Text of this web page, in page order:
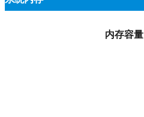
内存容量